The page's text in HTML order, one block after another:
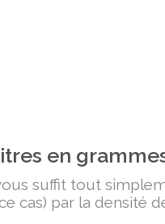
en
suffit tout
cas) par la densité